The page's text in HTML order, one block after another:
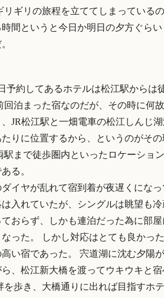
リギリの旅程を立ててしまっているの
間というと今日か明日の夕方ぐらい
予約してあるホテルは松江駅からは
回泊まった宿なのだが、その時に何
JR松江駅と一畑電車の松江しんじ
りに位置するから、というのがその
駅まで徒歩圏内といったロケーショ
る。
イヤが乱れて宿到着が夜遅くになっ
入れていたが、シングルは眺望も冷
おらず、しかも連泊だった為に部屋
った。 しかし対応はとても良かっ
い宿であった。 宍道湖に沈む夕陽
ら、松江新大橋を渡ってウキウキと宿
を歩き、大橋通りに出れば目指すホ